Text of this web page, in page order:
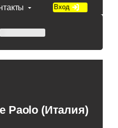
Вход
Paolo (Италия)